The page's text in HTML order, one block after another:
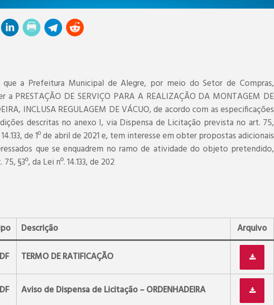
que a Prefeitura Municipal de Alegre, por meio do Setor de Compras,
a PRESTAÇÃO DE SERVIÇO PARA A REALIZAÇÃO DA MONTAGEM DE
INCLUSA REGULAGEM DE VÁCUO, de acordo com as especificações
descritas no anexo I, via Dispensa de Licitação prevista no art. 75,
de 1º de abril de 2021 e, tem interesse em obter propostas adicionais
que se enquadrem no ramo de atividade do objeto pretendido,
§3º, da Lei nº. 14.133, de 202
Descrição Arquivo
TERMO DE RATIFICAÇÃO
Aviso de Dispensa de Licitação – ORDENHADEIRA